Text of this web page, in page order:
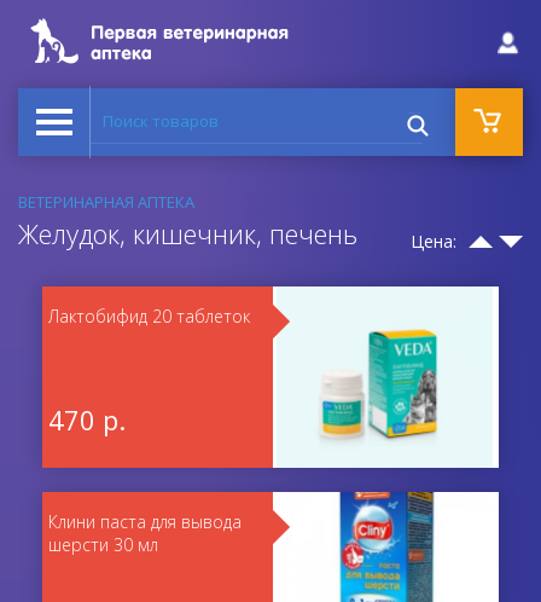
Поиск товаров
ВЕТЕРИНАРНАЯ АПТЕКА
Желудок, кишечник, печень Цена:
Лактобифид 20 таблеток
470 р.
Клини паста для вывода
шерсти 30 мл